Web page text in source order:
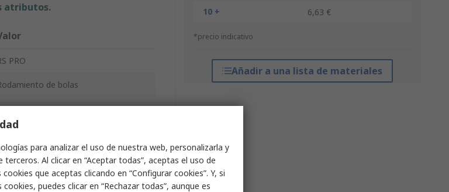
10 +
6,63 €
*precio indicativo
Añadir a una lista de materiales
atributos.
PRO
de bolas
para analizar el uso de nuestra web, personalizarla y
Al clicar en “Aceptar todas”, aceptas el uso de
que aceptas clicando en “Configurar cookies”. Y, si
puedes clicar en “Rechazar todas”, aunque es